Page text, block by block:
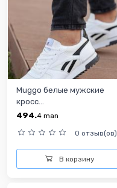
Muggo белые мужские
кросс...
494.4 man
0 отзыв(ов)
В корзину